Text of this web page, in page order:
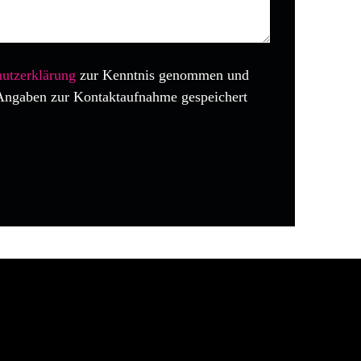
zur Kenntnis genommen und
zur Kontaktaufnahme gespeichert